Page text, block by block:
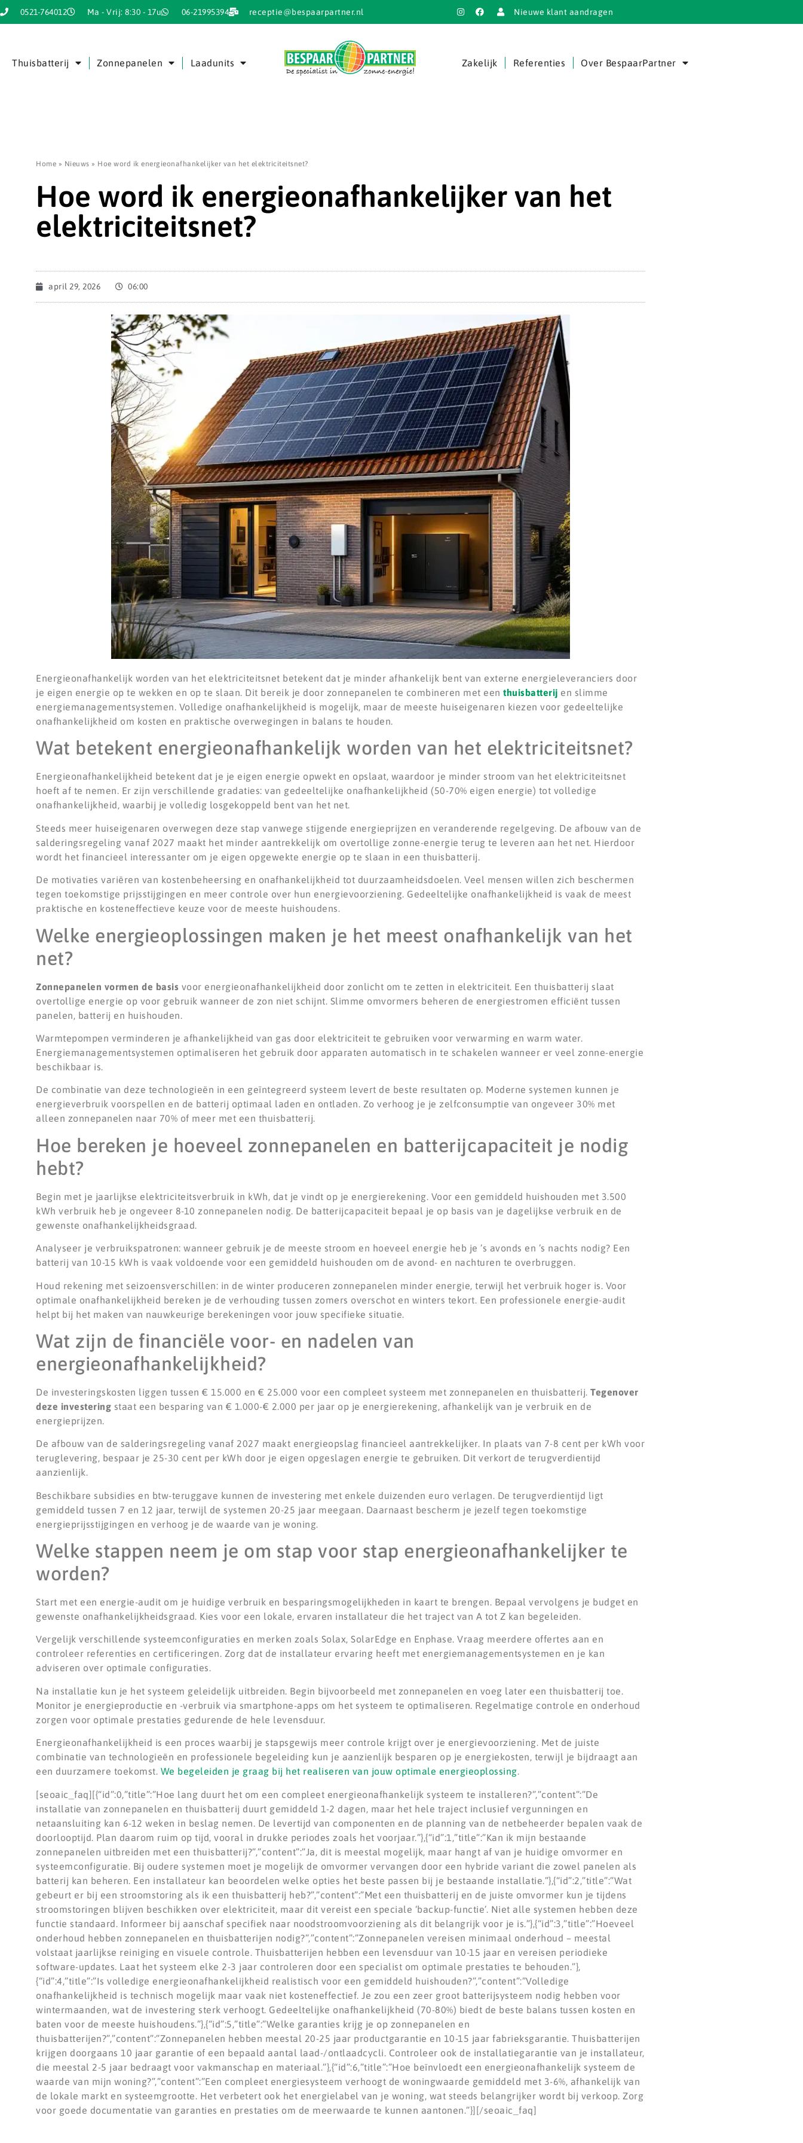
0521-764012 Ma - Vrij: 8:30 - 17u 06-21995394 receptie@bespaarpartner.nl Nieuwe klant aandragen
Thuisbatterij Zonnepanelen Laadunits Zakelijk Referenties Over BespaarPartner
Home » Nieuws » Hoe word ik energieonafhankelijker van het elektriciteitsnet?
Hoe word ik energieonafhankelijker van het
elektriciteitsnet?
april 29, 2026 06:00
Energieonafhankelijk worden van het elektriciteitsnet betekent dat je minder afhankelijk bent van externe energieleveranciers door
je eigen energie op te wekken en op te slaan. Dit bereik je door zonnepanelen te combineren met een thuisbatterij en slimme
energiemanagementsystemen. Volledige onafhankelijkheid is mogelijk, maar de meeste huiseigenaren kiezen voor gedeeltelijke
onafhankelijkheid om kosten en praktische overwegingen in balans te houden.
Wat betekent energieonafhankelijk worden van het elektriciteitsnet?
Energieonafhankelijkheid betekent dat je je eigen energie opwekt en opslaat, waardoor je minder stroom van het elektriciteitsnet
hoeft af te nemen. Er zijn verschillende gradaties: van gedeeltelijke onafhankelijkheid (50-70% eigen energie) tot volledige
onafhankelijkheid, waarbij je volledig losgekoppeld bent van het net.
Steeds meer huiseigenaren overwegen deze stap vanwege stijgende energieprijzen en veranderende regelgeving. De afbouw van de
salderingsregeling vanaf 2027 maakt het minder aantrekkelijk om overtollige zonne-energie terug te leveren aan het net. Hierdoor
wordt het financieel interessanter om je eigen opgewekte energie op te slaan in een thuisbatterij.
De motivaties variëren van kostenbeheersing en onafhankelijkheid tot duurzaamheidsdoelen. Veel mensen willen zich beschermen
tegen toekomstige prijsstijgingen en meer controle over hun energievoorziening. Gedeeltelijke onafhankelijkheid is vaak de meest
praktische en kosteneffectieve keuze voor de meeste huishoudens.
Welke energieoplossingen maken je het meest onafhankelijk van het
net?
Zonnepanelen vormen de basis voor energieonafhankelijkheid door zonlicht om te zetten in elektriciteit. Een thuisbatterij slaat
overtollige energie op voor gebruik wanneer de zon niet schijnt. Slimme omvormers beheren de energiestromen efficiënt tussen
panelen, batterij en huishouden.
Warmtepompen verminderen je afhankelijkheid van gas door elektriciteit te gebruiken voor verwarming en warm water.
Energiemanagementsystemen optimaliseren het gebruik door apparaten automatisch in te schakelen wanneer er veel zonne-energie
beschikbaar is.
De combinatie van deze technologieën in een geïntegreerd systeem levert de beste resultaten op. Moderne systemen kunnen je
energieverbruik voorspellen en de batterij optimaal laden en ontladen. Zo verhoog je je zelfconsumptie van ongeveer 30% met
alleen zonnepanelen naar 70% of meer met een thuisbatterij.
Hoe bereken je hoeveel zonnepanelen en batterijcapaciteit je nodig
hebt?
Begin met je jaarlijkse elektriciteitsverbruik in kWh, dat je vindt op je energierekening. Voor een gemiddeld huishouden met 3.500
kWh verbruik heb je ongeveer 8-10 zonnepanelen nodig. De batterijcapaciteit bepaal je op basis van je dagelijkse verbruik en de
gewenste onafhankelijkheidsgraad.
Analyseer je verbruikspatronen: wanneer gebruik je de meeste stroom en hoeveel energie heb je ’s avonds en ’s nachts nodig? Een
batterij van 10-15 kWh is vaak voldoende voor een gemiddeld huishouden om de avond- en nachturen te overbruggen.
Houd rekening met seizoensverschillen: in de winter produceren zonnepanelen minder energie, terwijl het verbruik hoger is. Voor
optimale onafhankelijkheid bereken je de verhouding tussen zomers overschot en winters tekort. Een professionele energie-audit
helpt bij het maken van nauwkeurige berekeningen voor jouw specifieke situatie.
Wat zijn de financiële voor- en nadelen van
energieonafhankelijkheid?
De investeringskosten liggen tussen € 15.000 en € 25.000 voor een compleet systeem met zonnepanelen en thuisbatterij. Tegenover
deze investering staat een besparing van € 1.000-€ 2.000 per jaar op je energierekening, afhankelijk van je verbruik en de
energieprijzen.
De afbouw van de salderingsregeling vanaf 2027 maakt energieopslag financieel aantrekkelijker. In plaats van 7-8 cent per kWh voor
teruglevering, bespaar je 25-30 cent per kWh door je eigen opgeslagen energie te gebruiken. Dit verkort de terugverdientijd
aanzienlijk.
Beschikbare subsidies en btw-teruggave kunnen de investering met enkele duizenden euro verlagen. De terugverdientijd ligt
gemiddeld tussen 7 en 12 jaar, terwijl de systemen 20-25 jaar meegaan. Daarnaast bescherm je jezelf tegen toekomstige
energieprijsstijgingen en verhoog je de waarde van je woning.
Welke stappen neem je om stap voor stap energieonafhankelijker te
worden?
Start met een energie-audit om je huidige verbruik en besparingsmogelijkheden in kaart te brengen. Bepaal vervolgens je budget en
gewenste onafhankelijkheidsgraad. Kies voor een lokale, ervaren installateur die het traject van A tot Z kan begeleiden.
Vergelijk verschillende systeemconfiguraties en merken zoals Solax, SolarEdge en Enphase. Vraag meerdere offertes aan en
controleer referenties en certificeringen. Zorg dat de installateur ervaring heeft met energiemanagementsystemen en je kan
adviseren over optimale configuraties.
Na installatie kun je het systeem geleidelijk uitbreiden. Begin bijvoorbeeld met zonnepanelen en voeg later een thuisbatterij toe.
Monitor je energieproductie en -verbruik via smartphone-apps om het systeem te optimaliseren. Regelmatige controle en onderhoud
zorgen voor optimale prestaties gedurende de hele levensduur.
Energieonafhankelijkheid is een proces waarbij je stapsgewijs meer controle krijgt over je energievoorziening. Met de juiste
combinatie van technologieën en professionele begeleiding kun je aanzienlijk besparen op je energiekosten, terwijl je bijdraagt aan
een duurzamere toekomst. We begeleiden je graag bij het realiseren van jouw optimale energieoplossing.
[seoaic_faq][{“id”:0,”title”:”Hoe lang duurt het om een compleet energieonafhankelijk systeem te installeren?”,”content”:”De
installatie van zonnepanelen en thuisbatterij duurt gemiddeld 1-2 dagen, maar het hele traject inclusief vergunningen en
netaansluiting kan 6-12 weken in beslag nemen. De levertijd van componenten en de planning van de netbeheerder bepalen vaak de
doorlooptijd. Plan daarom ruim op tijd, vooral in drukke periodes zoals het voorjaar.”},{“id”:1,”title”:”Kan ik mijn bestaande
zonnepanelen uitbreiden met een thuisbatterij?”,”content”:”Ja, dit is meestal mogelijk, maar hangt af van je huidige omvormer en
systeemconfiguratie. Bij oudere systemen moet je mogelijk de omvormer vervangen door een hybride variant die zowel panelen als
batterij kan beheren. Een installateur kan beoordelen welke opties het beste passen bij je bestaande installatie.”},{“id”:2,”title”:”Wat
gebeurt er bij een stroomstoring als ik een thuisbatterij heb?”,”content”:”Met een thuisbatterij en de juiste omvormer kun je tijdens
stroomstoringen blijven beschikken over elektriciteit, maar dit vereist een speciale ‘backup-functie’. Niet alle systemen hebben deze
functie standaard. Informeer bij aanschaf specifiek naar noodstroomvoorziening als dit belangrijk voor je is.”},{“id”:3,”title”:”Hoeveel
onderhoud hebben zonnepanelen en thuisbatterijen nodig?”,”content”:”Zonnepanelen vereisen minimaal onderhoud – meestal
volstaat jaarlijkse reiniging en visuele controle. Thuisbatterijen hebben een levensduur van 10-15 jaar en vereisen periodieke
software-updates. Laat het systeem elke 2-3 jaar controleren door een specialist om optimale prestaties te behouden.”},
{“id”:4,”title”:”Is volledige energieonafhankelijkheid realistisch voor een gemiddeld huishouden?”,”content”:”Volledige
onafhankelijkheid is technisch mogelijk maar vaak niet kosteneffectief. Je zou een zeer groot batterijsysteem nodig hebben voor
wintermaanden, wat de investering sterk verhoogt. Gedeeltelijke onafhankelijkheid (70-80%) biedt de beste balans tussen kosten en
baten voor de meeste huishoudens.”},{“id”:5,”title”:”Welke garanties krijg je op zonnepanelen en
thuisbatterijen?”,”content”:”Zonnepanelen hebben meestal 20-25 jaar productgarantie en 10-15 jaar fabrieksgarantie. Thuisbatterijen
krijgen doorgaans 10 jaar garantie of een bepaald aantal laad-/ontlaadcycli. Controleer ook de installatiegarantie van je installateur,
die meestal 2-5 jaar bedraagt voor vakmanschap en materiaal.”},{“id”:6,”title”:”Hoe beïnvloedt een energieonafhankelijk systeem de
waarde van mijn woning?”,”content”:”Een compleet energiesysteem verhoogt de woningwaarde gemiddeld met 3-6%, afhankelijk van
de lokale markt en systeemgrootte. Het verbetert ook het energielabel van je woning, wat steeds belangrijker wordt bij verkoop. Zorg
voor goede documentatie van garanties en prestaties om de meerwaarde te kunnen aantonen.”}][/seoaic_faq]